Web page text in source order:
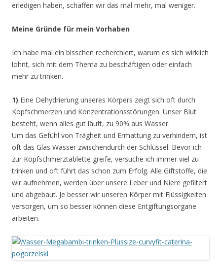
erledigen haben, schaffen wir das mal mehr, mal weniger.
Meine Gründe für mein Vorhaben
Ich habe mal ein bisschen recherchiert, warum es sich wirklich
lohnt, sich mit dem Thema zu beschäftigen oder einfach
mehr zu trinken.
1) Eine Dehydrierung unseres Körpers zeigt sich oft durch
Kopfschmerzen und Konzentrationsstörungen. Unser Blut
besteht, wenn alles gut läuft, zu 90% aus Wasser.
Um das Gefühl von Trägheit und Ermattung zu verhindern, ist
oft das Glas Wasser zwischendurch der Schlüssel. Bevor ich
zur Kopfschmerztablette greife, versuche ich immer viel zu
trinken und oft führt das schon zum Erfolg. Alle Giftstoffe, die
wir aufnehmen, werden über unsere Leber und Niere gefiltert
und abgebaut. Je besser wir unseren Körper mit Flüssigkeiten
versorgen, um so besser können diese Entgiftungsorgane
arbeiten.